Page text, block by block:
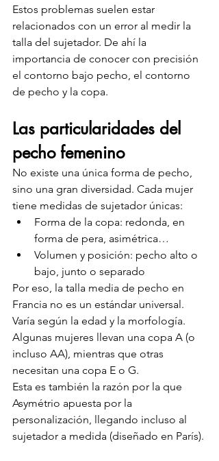
Estos problemas suelen estar
relacionados con un error al medir la
talla del sujetador. De ahí la
importancia de conocer con precisión
el contorno bajo pecho, el contorno
de pecho y la copa.
Las particularidades del
pecho femenino
No existe una única forma de pecho,
sino una gran diversidad. Cada mujer
tiene medidas de sujetador únicas:
Forma de la copa: redonda, en
forma de pera, asimétrica…
Volumen y posición: pecho alto o
bajo, junto o separado
Por eso, la talla media de pecho en
Francia no es un estándar universal.
Varía según la edad y la morfología.
Algunas mujeres llevan una copa A (o
incluso AA), mientras que otras
necesitan una copa E o G.
Esta es también la razón por la que
Asymétrio apuesta por la
personalización, llegando incluso al
sujetador a medida (diseñado en París).